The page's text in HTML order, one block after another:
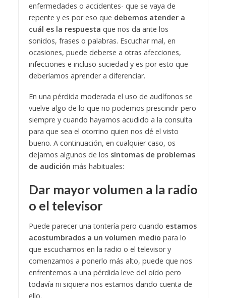
enfermedades o accidentes- que se vaya de
repente y es por eso que debemos atender a
cuál es la respuesta que nos da ante los
sonidos, frases o palabras. Escuchar mal, en
ocasiones, puede deberse a otras afecciones,
infecciones e incluso suciedad y es por esto que
deberíamos aprender a diferenciar.
En una pérdida moderada el uso de audífonos se
vuelve algo de lo que no podemos prescindir pero
siempre y cuando hayamos acudido a la consulta
para que sea el otorrino quien nos dé el visto
bueno. A continuación, en cualquier caso, os
dejamos algunos de los síntomas de problemas
de audición más habituales:
Dar mayor volumen a la radio
o el televisor
Puede parecer una tontería pero cuando estamos
acostumbrados a un volumen medio para lo
que escuchamos en la radio o el televisor y
comenzamos a ponerlo más alto, puede que nos
enfrentemos a una pérdida leve del oído pero
todavía ni siquiera nos estamos dando cuenta de
ello.